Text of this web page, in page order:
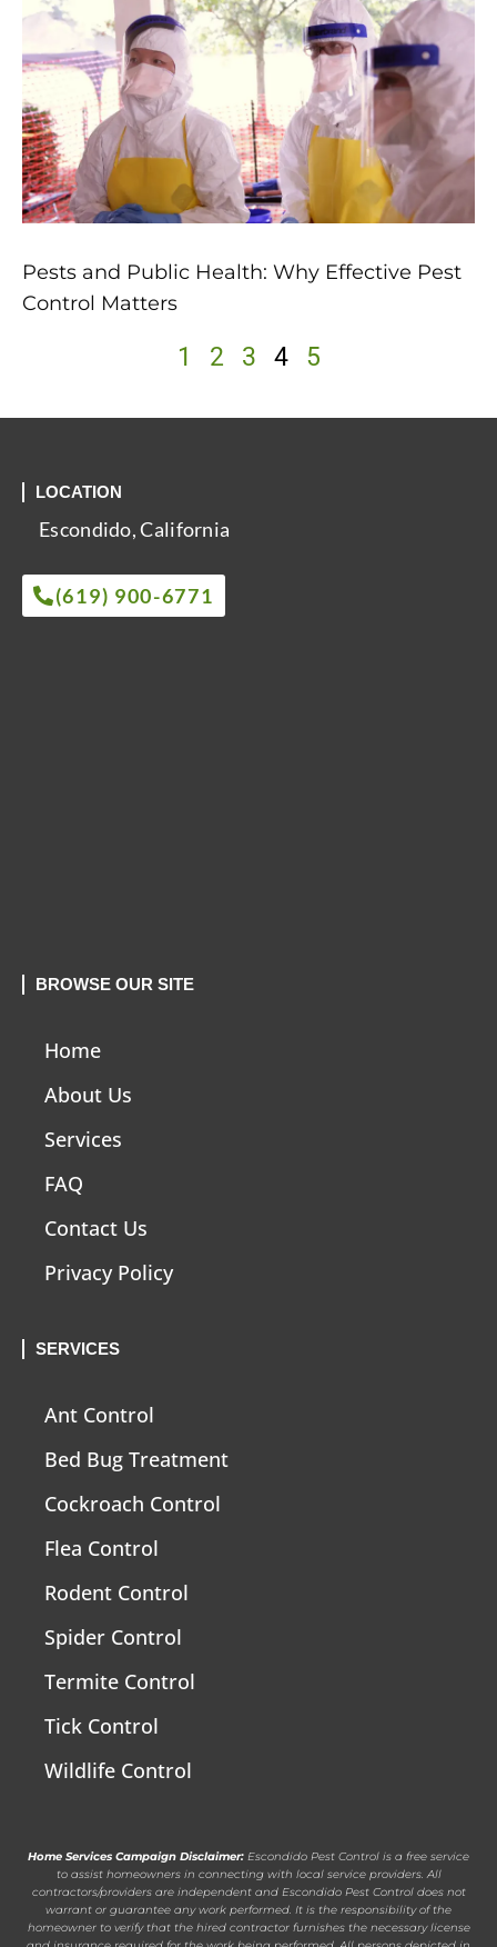
Pests and Public Health: Why Effective Pest
Control Matters
1 2 3 4 5
LOCATION
Escondido, California
(619) 900-6771
BROWSE OUR SITE
Home
About Us
Services
FAQ
Contact Us
Privacy Policy
SERVICES
Ant Control
Bed Bug Treatment
Cockroach Control
Flea Control
Rodent Control
Spider Control
Termite Control
Tick Control
Wildlife Control
Home Services Campaign Disclaimer: Escondido Pest Control is a free service
to assist homeowners in connecting with local service providers. All
contractors/providers are independent and Escondido Pest Control does not
warrant or guarantee any work performed. It is the responsibility of the
homeowner to verify that the hired contractor furnishes the necessary license